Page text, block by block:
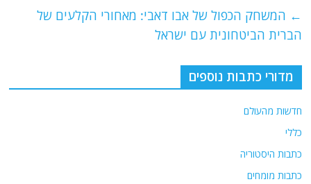
s
A
p
p
g
ra
m
l
er
e
b
o
← המשחק הכפול של אבו דאבי: מאחורי הקלעים של
הברית הביטחונית עם ישראל
מדורי כתבות נוספים
חדשות מהעולם
כללי
כתבות היסטוריה
כתבות מומחים